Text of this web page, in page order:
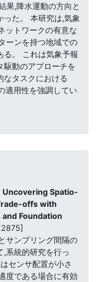
果,降水運動の方向と
った。 本研究は,気象
ットワークの有意な
ーンを持つ地域での
る。 これは気象予報
駆動のアプローチを
なタスクにおける
適用性を強調してい
Spatio-
offs with
Foundation
サンプリング間隔の
,系統的研究を行っ
センサ配置が小さ
度である場合に有効